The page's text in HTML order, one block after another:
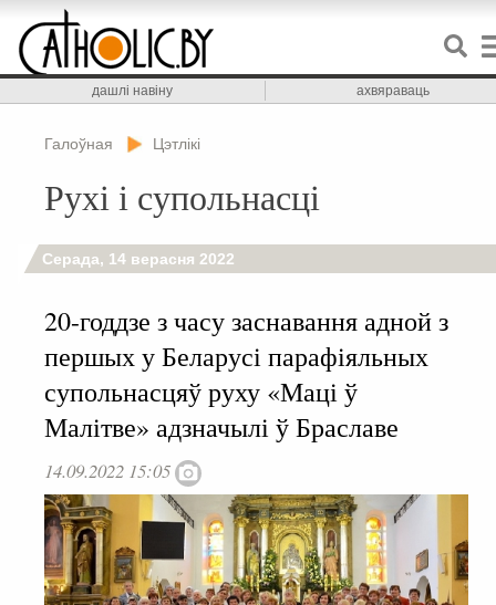
дашлі навіну ахвяраваць
Галоўная Цэтлікі
Рухі і супольнасці
Серада, 14 верасня 2022
20-годдзе з часу заснавання адной з
першых у Беларусі парафіяльных
супольнасцяў руху «Маці ў
Малітве» адзначылі ў Браславе
14.09.2022 15:05